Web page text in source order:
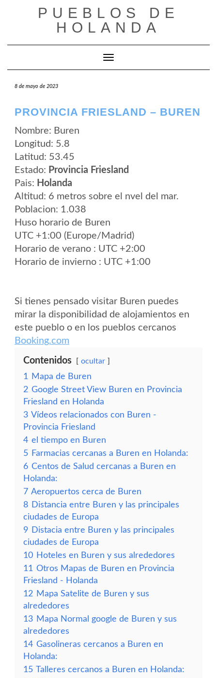
PUEBLOS DE
HOLANDA
Cambiar modo de navegación
8 de mayo de 2023
PROVINCIA FRIESLAND – BUREN
Nombre: Buren
Longitud: 5.8
Latitud: 53.45
Estado: Provincia Friesland
Pais: Holanda
Altitud: 6 metros sobre el nvel del mar.
Poblacion: 1.038
Huso horario de Buren
UTC +1:00 (Europe/Madrid)
Horario de verano : UTC +2:00
Horario de invierno : UTC +1:00
Si tienes pensado visitar Buren puedes
mirar la disponibilidad de alojamientos en
este pueblo o en los pueblos cercanos
Booking.com
Contenidos ocultar
1
Mapa de Buren
2 Google Street View Buren en Provincia
Friesland en Holanda
3 Vídeos relacionados con Buren -
Provincia Friesland
4 el tiempo en Buren
5 Farmacias cercanas a Buren en Holanda:
6 Centos de Salud cercanas a Buren en
Holanda:
7 Aeropuertos cerca de Buren
8 Distancia entre Buren y las principales
ciudades de Europa
9 Distacia entre Buren y las principales
ciudades de Europa
10 Hoteles en Buren y sus alrededores
11 Otros Mapas de Buren en Provincia
Friesland - Holanda
12 Mapa Satelite de Buren y sus
alrededores
13 Mapa Normal google de Buren y sus
alrededores
14 Gasolineras cercanos a Buren en
Holanda:
15 Talleres cercanos a Buren en Holanda: